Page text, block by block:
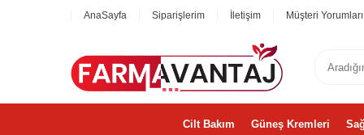
AnaSayfa Siparişlerim İletişim Müşteri Yorumları
Cilt Bakım Güneş Kremleri